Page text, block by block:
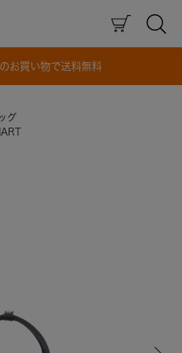
お買い物で送料無料
グ